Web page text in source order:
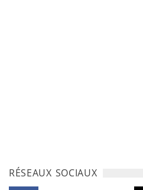
RÉSEAUX SOCIAUX